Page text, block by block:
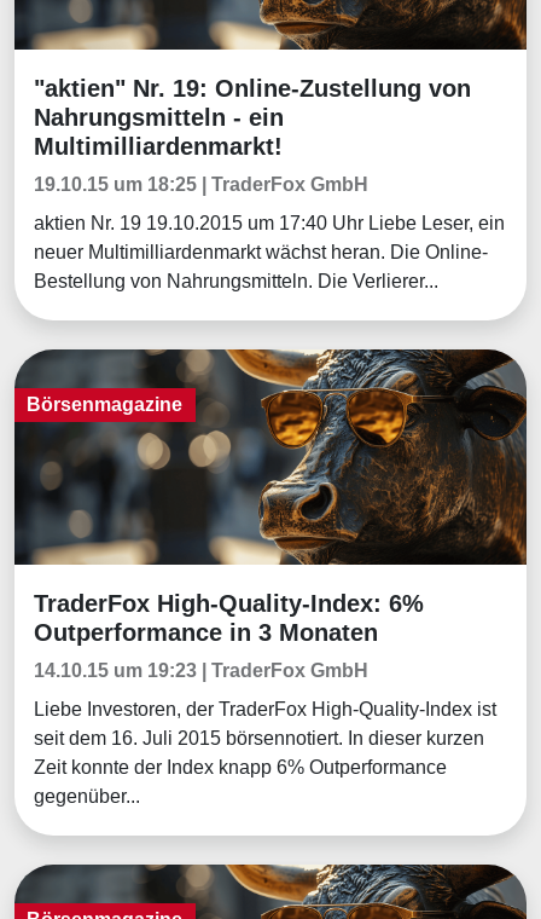
Börsenmagazine
"aktien" Nr. 19: Online-Zustellung von
Nahrungsmitteln - ein
Multimilliardenmarkt!
19.10.15 um 18:25 | TraderFox GmbH
aktien Nr. 19 19.10.2015 um 17:40 Uhr Liebe Leser, ein
neuer Multimilliardenmarkt wächst heran. Die Online-
Bestellung von Nahrungsmitteln. Die Verlierer...
Börsenmagazine
Börsenmagazine
TraderFox High-Quality-Index: 6%
Outperformance in 3 Monaten
14.10.15 um 19:23 | TraderFox GmbH
Liebe Investoren, der TraderFox High-Quality-Index ist
seit dem 16. Juli 2015 börsennotiert. In dieser kurzen
Zeit konnte der Index knapp 6% Outperformance
gegenüber...